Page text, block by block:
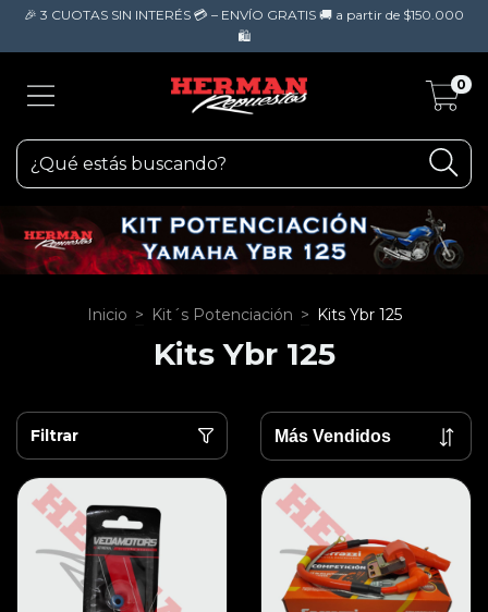
🎉 3 CUOTAS SIN INTERÉS 💳 – ENVÍO GRATIS 🚚 a partir de $150.000
🛍️
0
Inicio > Kit´s Potenciación > Kits Ybr 125
Kits Ybr 125
Filtrar